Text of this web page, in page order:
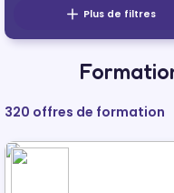
Plus de filtres
320 offres de formation